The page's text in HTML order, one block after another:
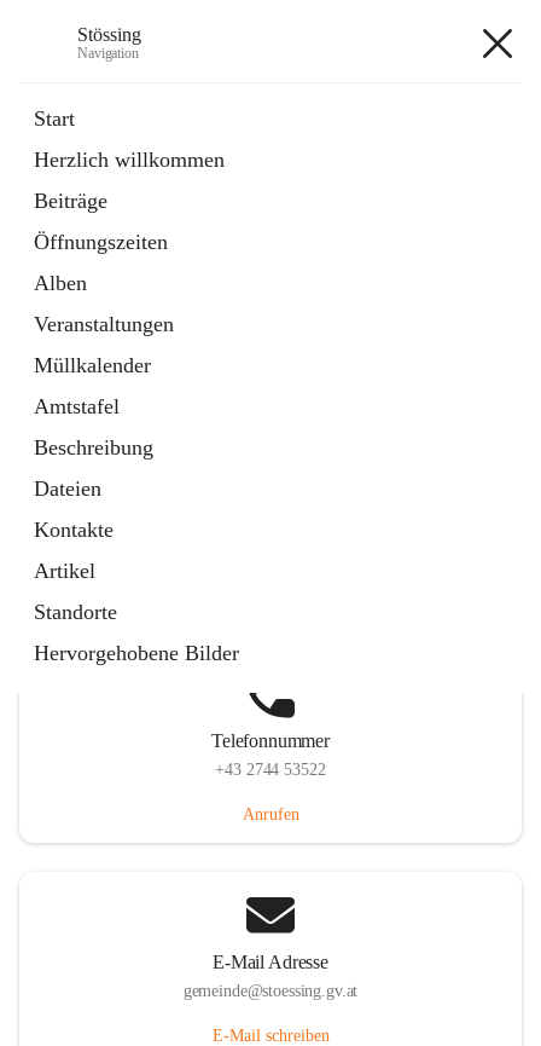
Stössing
Navigation
Start
Herzlich willkommen
Beiträge
Öffnungszeiten
Alben
Veranstaltungen
Müllkalender
Amtstafel
Beschreibung
Dateien
Kontakte
Artikel
Standorte
Hervorgehobene Bilder
Datei
in
Tab
Kindergarten
öffnet
in
neuem
Tab
Telefonnummer
+43 2744 53522
Anrufen
E-Mail Adresse
gemeinde@stoessing.gv.at
E-Mail schreiben